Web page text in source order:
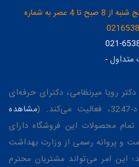
تماس تلفنی در روزهای شنبه تا پنج شنبه از 8 صبح تا 4 عصر به شماره
021-
متداول-
رویا میرنظامی، دکترای حرفه‌ای
(
مشاهده
محصولات این فروشگاه دارای
و پروانه رسمی از وزارت بهداشت
این امر می‌تواند مشتریان محترم